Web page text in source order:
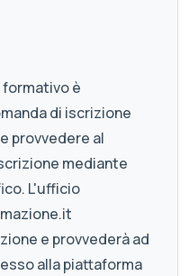
formativo è
di iscrizione
provvedere al
mediante
L'ufficio
e provvederà ad
alla piattaforma